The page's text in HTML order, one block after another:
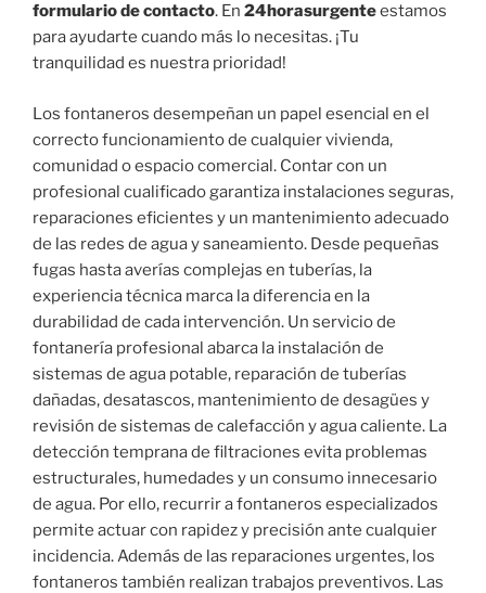
formulario de contacto. En 24horasurgenteestamos
para ayudarte cuando más lo necesitas. ¡Tu
tranquilidad es nuestra prioridad!
Los fontaneros desempeñan un papel esencial en el
correcto funcionamiento de cualquier vivienda,
comunidad o espacio comercial. Contar con un
profesional cualificado garantiza instalaciones seguras,
reparaciones eficientes y un mantenimiento adecuado
de las redes de agua y saneamiento. Desde pequeñas
fugas hasta averías complejas en tuberías, la
experiencia técnica marca la diferencia en la
durabilidad de cada intervención. Un servicio de
fontanería profesional abarca la instalación de
sistemas de agua potable, reparación de tuberías
dañadas, desatascos, mantenimiento de desagües y
revisión de sistemas de calefacción y agua caliente. La
detección temprana de filtraciones evita problemas
estructurales, humedades y un consumo innecesario
de agua. Por ello, recurrir a fontaneros especializados
permite actuar con rapidez y precisión ante cualquier
incidencia. Además de las reparaciones urgentes, los
fontaneros también realizan trabajos preventivos. Las